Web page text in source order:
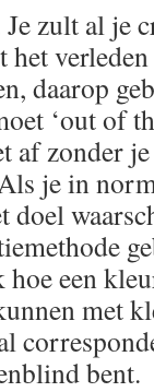
zult al je
daarop
‘out of
af zonder
je in
doel
hoe een
met
bent.